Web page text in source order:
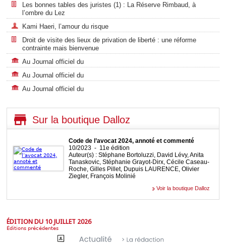
Les bonnes tables des juristes (1) : La Réserve Rimbaud, à
l’ombre du Lez
Kami Haeri, l’amour du risque
Droit de visite des lieux de privation de liberté : une réforme
contrainte mais bienvenue
Au Journal officiel du
Au Journal officiel du
Au Journal officiel du
Sur la boutique Dalloz
Code de l’avocat 2024, annoté et commenté
10/2023 - 11e édition
Auteur(s) : Stéphane Bortoluzzi, David Lévy, Anita
Tanaskovic, Stéphanie Grayot-Dirx, Cécile Caseau-
Roche, Gilles Pillet, Dupuis LAURENCE, Olivier
Ziegler, François Molinié
Voir la boutique Dalloz
ÉDITION DU 10 JUILLET 2026
Éditions précédentes